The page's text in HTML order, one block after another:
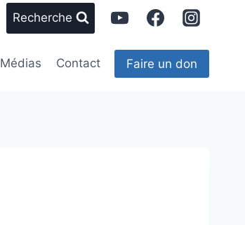
Recherche
Médias Contact Faire un don